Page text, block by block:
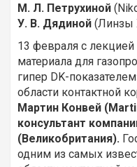
М. Л. Петрухиной
У. В. Дядиной (Линзы
13 февраля с лекцией
материала для
гипер DK-
области контактной
Мартин Конвей
консультант
(Великобритания).
одним из самых